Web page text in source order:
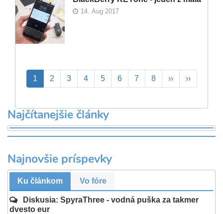
14. Aug 2017
Pagination
Aktuálna
stránka
1 Page
2 Page
3 Page
4 Page
5 Page
6 Page
7 Page
8
Ďalšia
strana
››
Posledná
strana
››
Najčítanejšie články
Najnovšie príspevky
Ku článkom Vo fóre
Diskusia: SpyraThree - vodná puška za takmer
dvesto eur